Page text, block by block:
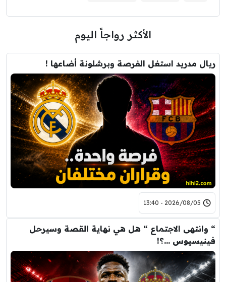
الأكثر رواجاً اليوم
ريال مدريد استغل الفرصة وبرشلونة أضاعها !
2026/08/05 - 13:40
“ وانتهى الاجتماع “ هل هي نهاية القصة وسيرحل
فينيسيوس …؟!